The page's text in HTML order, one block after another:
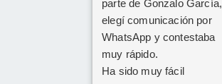
parte de Gonzalo García,
elegí comunicación por
WhatsApp y contestaba
muy rápido.
Ha sido muy fácil